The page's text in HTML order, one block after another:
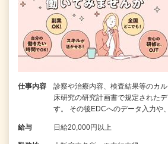
仕事内容
診察や治療内容、検査結果等のカ
床研究の研究計画書で規定された
す。 その後EDCへのデータ入力や
給与 日給20,000円以上